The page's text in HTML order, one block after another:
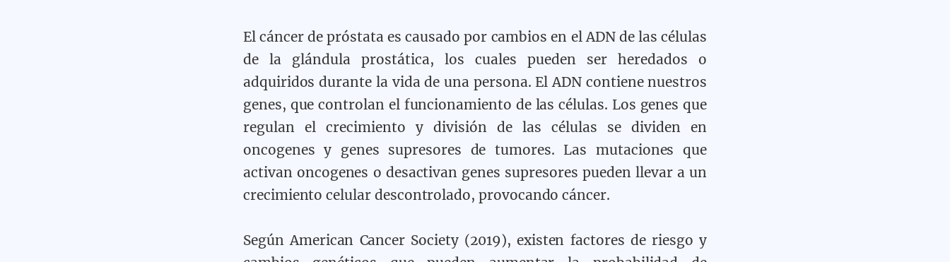
El cáncer de próstata es causado por cambios en el ADN de las células
de la glándula prostática, los cuales pueden ser heredados o
adquiridos durante la vida de una persona. El ADN contiene nuestros
genes, que controlan el funcionamiento de las células. Los genes que
regulan el crecimiento y división de las células se dividen en
oncogenes y genes supresores de tumores. Las mutaciones que
activan oncogenes o desactivan genes supresores pueden llevar a un
crecimiento celular descontrolado, provocando cáncer.
Según American Cancer Society (2019), existen factores de riesgo y